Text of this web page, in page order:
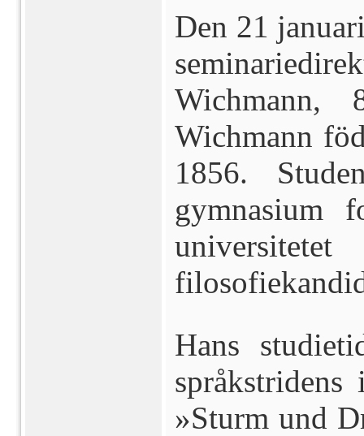
Den 21
Wichmann,
Wichmann
1856.
gymnasium
Hans
språkstridens
»Sturm und